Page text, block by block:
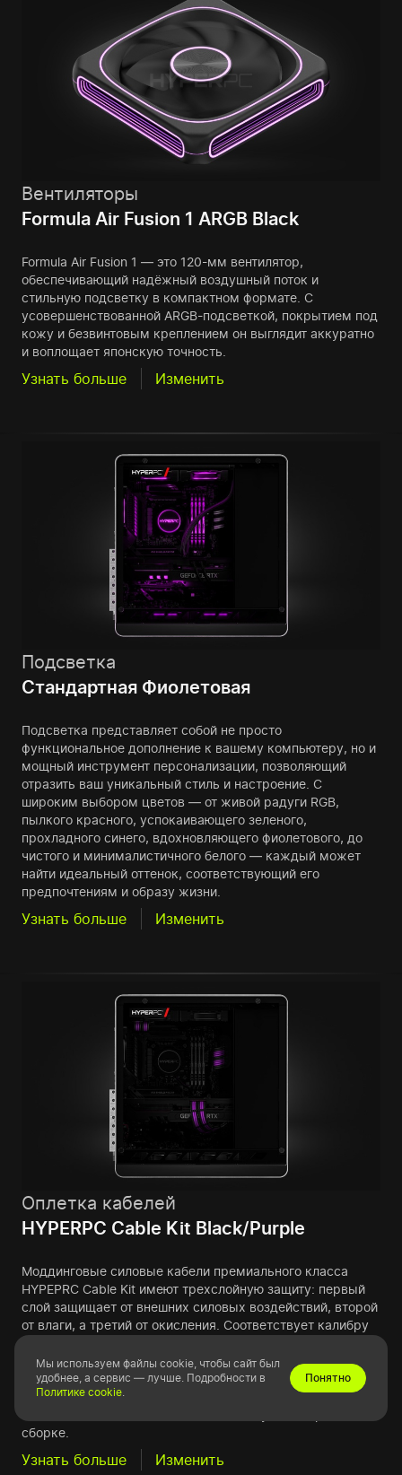
Вентиляторы
Formula Air Fusion 1 ARGB Black
Formula Air Fusion 1 — это 120-мм вентилятор,
обеспечивающий надёжный воздушный поток и
стильную подсветку в компактном формате. С
усовершенствованной ARGB-подсветкой, покрытием под
кожу и безвинтовым креплением он выглядит аккуратно
и воплощает японскую точность.
Узнать больше Изменить
Подсветка
Стандартная Фиолетовая
Подсветка представляет собой не просто
функциональное дополнение к вашему компьютеру, но и
мощный инструмент персонализации, позволяющий
отразить ваш уникальный стиль и настроение. С
широким выбором цветов — от живой радуги RGB,
пылкого красного, успокаивающего зеленого,
прохладного синего, вдохновляющего фиолетового, до
чистого и минималистичного белого — каждый может
найти идеальный оттенок, соответствующий его
предпочтениям и образу жизни.
Узнать больше Изменить
Оплетка кабелей
HYPERPC Cable Kit Black/Purple
Моддинговые силовые кабели премиального класса
HYPEPRC Cable Kit имеют трехслойную защиту: первый
слой защищает от внешних силовых воздействий, второй
от влаги, а третий от окисления. Соответствует калибру
качественные коннекторы, что гарантирует
минимальную просадку при нагрузке, обеспечивая
максимальную надежность и стабильность работы ПК.
сборке.
Узнать больше Изменить
Мы используем файлы cookie, чтобы сайт был
удобнее, а сервис — лучше. Подробности в
Политике cookie.
Понятно